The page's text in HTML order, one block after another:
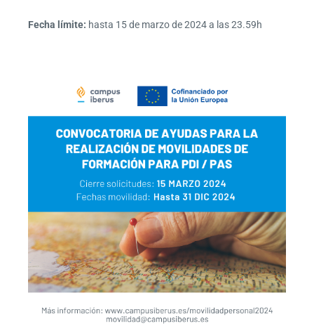
Fecha límite: hasta 15 de marzo de 2024 a las 23.59h